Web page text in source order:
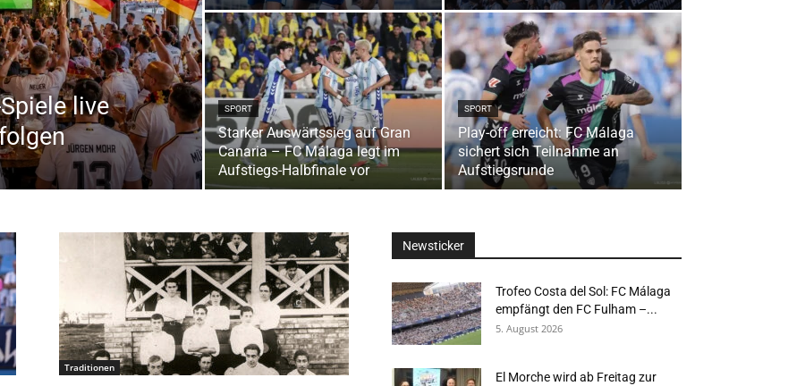
live
SPORT
Starker Auswärtssieg auf Gran
Canaria – FC Málaga legt im
Aufstiegs-Halbfinale vor
SPORT
Play-off erreicht: FC Málaga
sichert sich Teilnahme an
Aufstiegsrunde
Traditionen
Newsticker
Trofeo Costa del Sol: FC Málaga
empfängt den FC Fulham –...
5. August 2026
El Morche wird ab Freitag zur